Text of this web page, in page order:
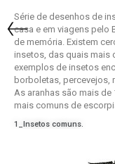
Série de desenhos de
casa e em viagens pelo
de memória. Existem
insetos, das quais mais
exemplos de insetos
borboletas, percevejos,
As aranhas são mais
mais comuns de
1_Insetos comuns.